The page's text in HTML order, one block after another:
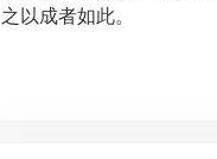
之以成者如此。